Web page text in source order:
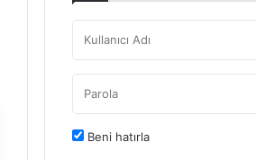
Beni hatırla